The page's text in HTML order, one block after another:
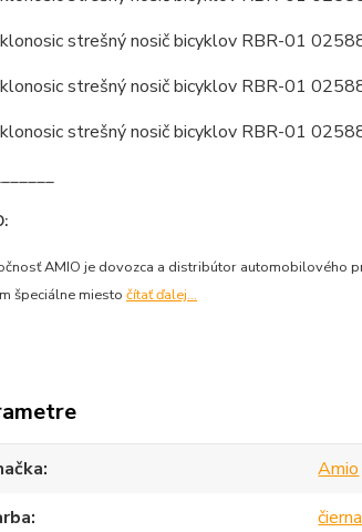
AMIO je dovozca a distribútor automobilového
špeciálne miesto čítať ďalej...
Amio
čierna